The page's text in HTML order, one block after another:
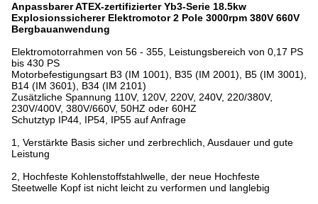
Anpassbarer ATEX-zertifizierter Yb3-Serie 18.5kw
Explosionssicherer Elektromotor 2 Pole 3000rpm 380V 660V
Bergbauanwendung
Elektromotorrahmen von 56 - 355, Leistungsbereich von 0,17 PS
bis 430 PS
Motorbefestigungsart B3 (IM 1001), B35 (IM 2001), B5 (IM 3001),
B14 (IM 3601), B34 (IM 2101)
Zusätzliche Spannung 110V, 120V, 220V, 240V, 220/380V,
230V/400V, 380V/660V, 50HZ oder 60HZ
Schutztyp IP44, IP54, IP55 auf Anfrage
1, Verstärkte Basis sicher und zerbrechlich, Ausdauer und gute
Leistung
2, Hochfeste Kohlenstoffstahlwelle, der neue Hochfeste
Steetwelle Kopf ist nicht leicht zu verformen und langlebig